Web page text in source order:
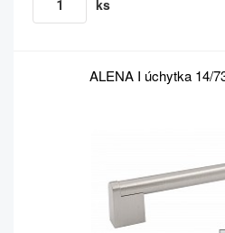
ks
ALENA I úchytka 14/